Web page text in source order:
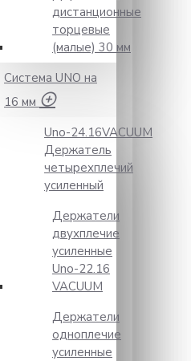
дистанционные
торцевые
(малые) 30 мм
Система UNO на
16 мм
Unо-24.16VACUUM
Держатель
четырехплечий
усиленный
Держатели
двухплечие
усиленные
Unо-22.16
VACUUM
Держатели
одноплечие
усиленные